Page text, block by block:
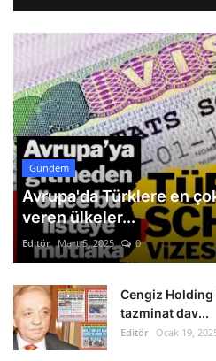
Gündem
Avrupa'da Türklere en
veren ülkeler...
Editör Mart 5, 2025 0
Cengiz Holding
tazminat dav...
Editör Ocak 19,